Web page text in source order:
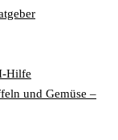
Hilfe
und Gemüse –